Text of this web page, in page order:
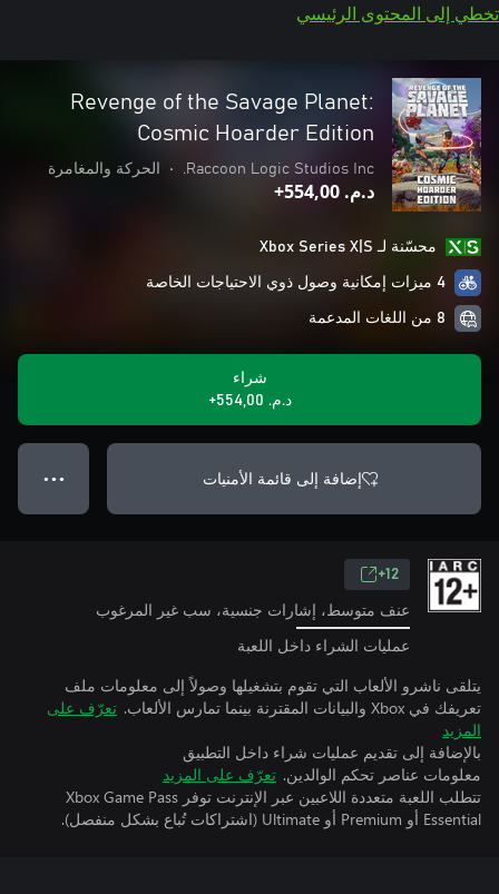
تخطي إلى المحتوى الرئيسي
Revenge of the Savage Planet:
Cosmic Hoarder Edition
Raccoon Logic Studios Inc.
• الحركة والمغامرة
د.م.‏ 554,00+
محسّنة لـ Xbox Series X|S
4 ميزات إمكانية وصول ذوي الاحتياجات الخاصة
8 من اللغات المدعمة
شراء
د.م.‏ 554,00+
إضافة إلى قائمة الأمنيات ● ● ●
12+
عنف متوسط، إشارات جنسية، سب غير المرغوب
عمليات الشراء داخل اللعبة
يتلقى ناشرو الألعاب التي تقوم بتشغيلها وصولاً إلى معلومات ملف
تعريفك في Xbox والبيانات المقترنة بينما تمارس الألعاب.
تعرّف على
المزيد
بالإضافة إلى تقديم عمليات شراء داخل التطبيق
معلومات عناصر تحكم الوالدين. تعرّف على المزيد
تتطلب اللعبة متعددة اللاعبين عبر الإنترنت توفر Xbox Game Pass
Essential أو Premium أو Ultimate (اشتراكات تُباع بشكل منفصل).